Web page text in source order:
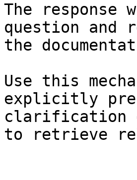
The
question and
the
Use this
explicitly
clarification